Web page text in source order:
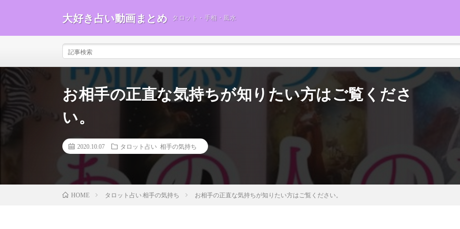
大好き占い動画まとめ タロット・手相・風水
お相手の正直な気持ちが知りたい方はご覧くださ
い。
2020.10.07 タロット占い 相手の気持ち
HOME タロット占い 相手の気持ち お相手の正直な気持ちが知りたい方はご覧ください。